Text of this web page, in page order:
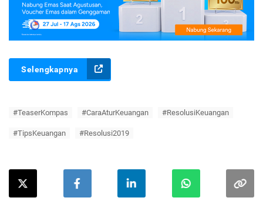
Selengkapnya
#TeaserKompas #CaraAturKeuangan #ResolusiKeuangan
#TipsKeuangan #Resolusi2019